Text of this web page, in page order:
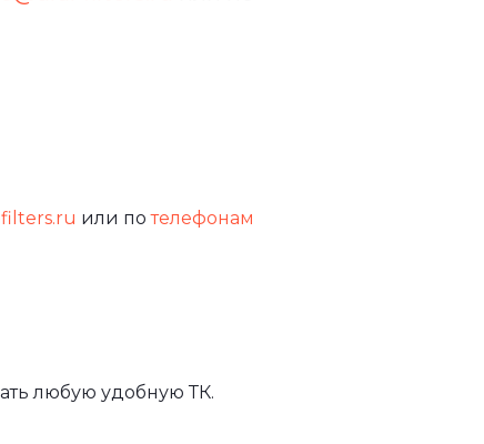
или потелефонам
любую удобную ТК.